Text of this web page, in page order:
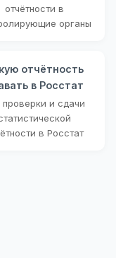
отчётности в
органы
отчётность
в Росстат
проверки и сдачи
в Росстат